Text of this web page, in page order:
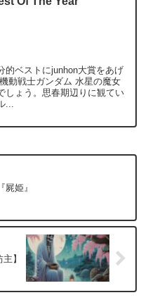
ベストにjunhon大賞をあげ
戦士ガンダム 水星の魔女
ょう。思春期辺りに観てい
屍姫』
】